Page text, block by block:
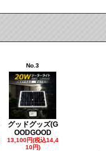
No.3
グッドグッズ(G
OODGOOD
13,100円(税込14,4
10円)